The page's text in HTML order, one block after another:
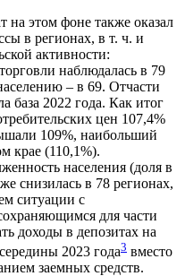
на этом фоне также оказал
в регионах, в т. ч. и
активности:
наблюдалась в 79
– в 69. Отчасти
база 2022 года. Как итог
цен 107,4%
109%, наибольший
крае (110,1%).
населения (доля в
снизилась в 78 регионах,
ситуации с
для части
доходы в депозитах на
2023 года3 вместо
заемных средств.